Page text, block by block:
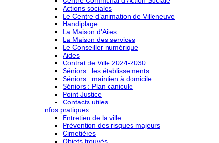
Actions sociales
Le Centre d’animation de Villeneuve
Handiplage
La Maison d’Ailes
La Maison des services
Le Conseiller numérique
Aides
Contrat de Ville 2024-2030
Séniors : les établissements
Séniors : maintien à domicile
Séniors : Plan canicule
Point Justice
Contacts utiles
Infos pratiques
Entretien de la ville
Prévention des risques majeurs
Cimetières
Objets trouvés